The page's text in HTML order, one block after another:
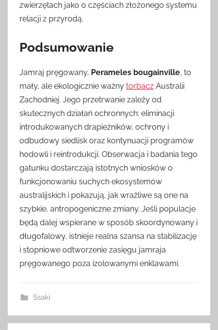
zwierzętach jako o częściach złożonego systemu
relacji z przyrodą.
Podsumowanie
Jamraj pręgowany, Perameles bougainville, to
mały, ale ekologicznie ważny torbacz Australii
Zachodniej. Jego przetrwanie zależy od
skutecznych działań ochronnych: eliminacji
introdukowanych drapieżników, ochrony i
odbudowy siedlisk oraz kontynuacji programów
hodowli i reintrodukcji. Obserwacja i badania tego
gatunku dostarczają istotnych wniosków o
funkcjonowaniu suchych ekosystemów
australijskich i pokazują, jak wrażliwe są one na
szybkie, antropogeniczne zmiany. Jeśli populacje
będą dalej wspierane w sposób skoordynowany i
długofalowy, istnieje realna szansa na stabilizację
i stopniowe odtworzenie zasięgu jamraja
pręgowanego poza izolowanymi enklawami.
Ssaki